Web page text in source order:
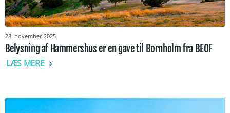
28. november 2025
Belysning af Hammershus er en gave til Bornholm fra BEOF
LÆS MERE